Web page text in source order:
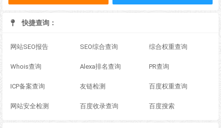
快捷查询：
网站SEO报告 SEO综合查询 综合权重查询
Whois查询 Alexa排名查询 PR查询
ICP备案查询 友链检测 百度权重查询
网站安全检测 百度收录查询 百度搜索